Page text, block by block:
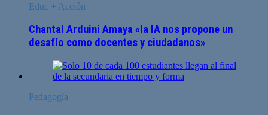
Educ + Acción
Chantal Arduini Amaya «la IA nos propone un
desafío como docentes y ciudadanos»
Pedagogía